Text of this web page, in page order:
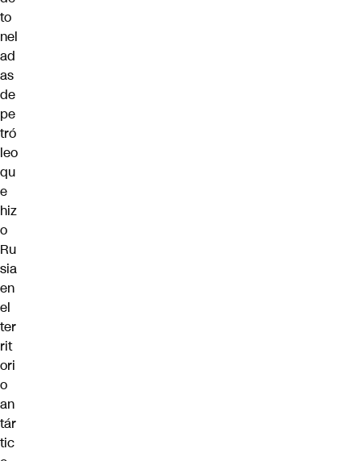
to
nel
ad
as
de
pe
tró
leo
qu
e
hiz
o
Ru
sia
en
el
ter
rit
ori
o
an
tár
tic